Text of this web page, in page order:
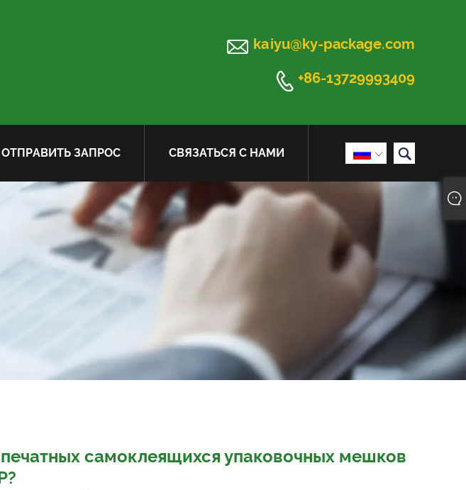
 kaiyu@ky-package.com
 +86-13729993409
 
ОТПРАВИТЬ ЗАПРОС СВЯЗАТЬСЯ С НАМИ
самоклеящихся упаковочных мешков